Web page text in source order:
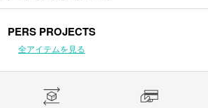
PERS PROJECTS
全アイテムを見る